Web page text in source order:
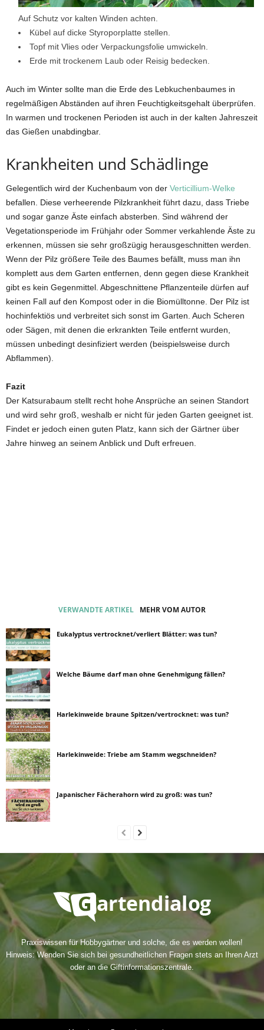
Auf Schutz vor kalten Winden achten.
Kübel auf dicke Styroporplatte stellen.
Topf mit Vlies oder Verpackungsfolie umwickeln.
Erde mit trockenem Laub oder Reisig bedecken.
Auch im Winter sollte man die Erde des Lebkuchenbaumes in
regelmäßigen Abständen auf ihren Feuchtigkeitsgehalt überprüfen.
In warmen und trockenen Perioden ist auch in der kalten Jahreszeit
das Gießen unabdingbar.
Krankheiten und Schädlinge
Gelegentlich wird der Kuchenbaum von der Verticillium-Welke
befallen. Diese verheerende Pilzkrankheit führt dazu, dass Triebe
und sogar ganze Äste einfach absterben. Sind während der
Vegetationsperiode im Frühjahr oder Sommer verkahlende Äste zu
erkennen, müssen sie sehr großzügig herausgeschnitten werden.
Wenn der Pilz größere Teile des Baumes befällt, muss man ihn
komplett aus dem Garten entfernen, denn gegen diese Krankheit
gibt es kein Gegenmittel. Abgeschnittene Pflanzenteile dürfen auf
keinen Fall auf den Kompost oder in die Biomülltonne. Der Pilz ist
hochinfektiös und verbreitet sich sonst im Garten. Auch Scheren
oder Sägen, mit denen die erkrankten Teile entfernt wurden,
müssen unbedingt desinfiziert werden (beispielsweise durch
Abflammen).
Fazit
Der Katsurabaum stellt recht hohe Ansprüche an seinen Standort
und wird sehr groß, weshalb er nicht für jeden Garten geeignet ist.
Findet er jedoch einen guten Platz, kann sich der Gärtner über
Jahre hinweg an seinem Anblick und Duft erfreuen.
VERWANDTE ARTIKEL MEHR VOM AUTOR
Eukalyptus vertrocknet/verliert Blätter: was tun?
Welche Bäume darf man ohne Genehmigung fällen?
Harlekinweide braune Spitzen/vertrocknet: was tun?
Harlekinweide: Triebe am Stamm wegschneiden?
Japanischer Fächerahorn wird zu groß: was tun?
Praxiswissen für Hobbygärtner und solche, die es werden wollen!
Hinweis: Wenden Sie sich bei gesundheitlichen Fragen stets an Ihren Arzt
oder an die Giftinformationszentrale.